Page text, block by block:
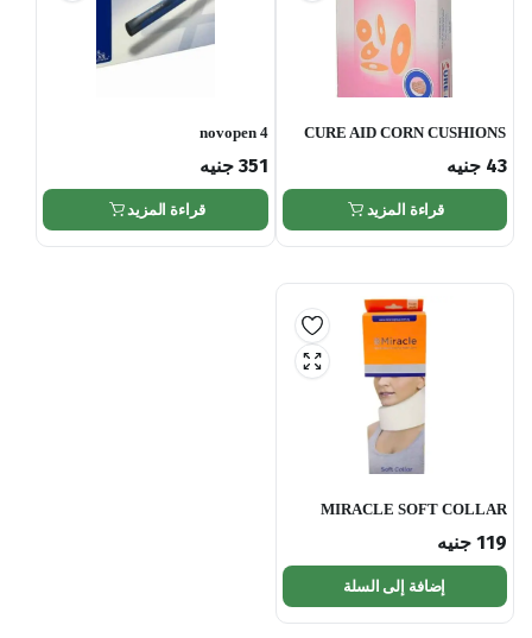
CURE AID CORN CUSHIONS
43 جنيه
قراءة المزيد
novopen 4
351 جنيه
قراءة المزيد
MIRACLE SOFT COLLAR
119 جنيه
إضافة إلى السلة